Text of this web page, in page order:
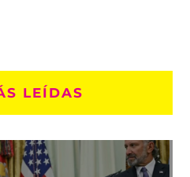
LEÍDAS